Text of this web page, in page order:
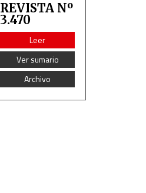
REVISTA Nº
3.470
Leer
Ver sumario
Archivo